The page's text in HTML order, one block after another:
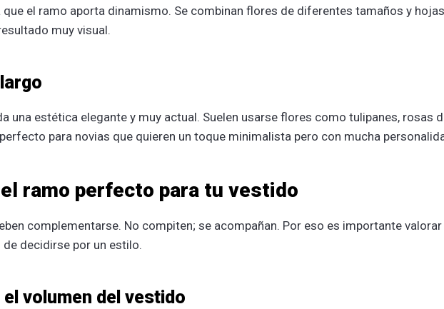
que el ramo aporta dinamismo. Se combinan flores de diferentes tamaños y hojas
muy visual.
una estética elegante y muy actual. Suelen usarse flores como tulipanes, rosas
para novias que quieren un toque minimalista pero con mucha
ramo perfecto para tu vestido
complementarse. No compiten; se acompañan. Por eso es importante valorar
decidirse por un estilo.
volumen del vestido